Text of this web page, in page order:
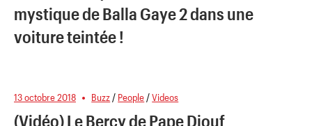
mystique de Balla Gaye 2 dans une
voiture teintée !
13 octobre 2018 Buzz/ People/Videos
(Vidéo) Le Bercy de Pape Diouf